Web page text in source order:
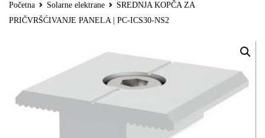
Početna Solarne elektrane
SREDNJA KOPČA ZA
PRIČVRŠĆIVANJE PANELA | PC-ICS30-NS2